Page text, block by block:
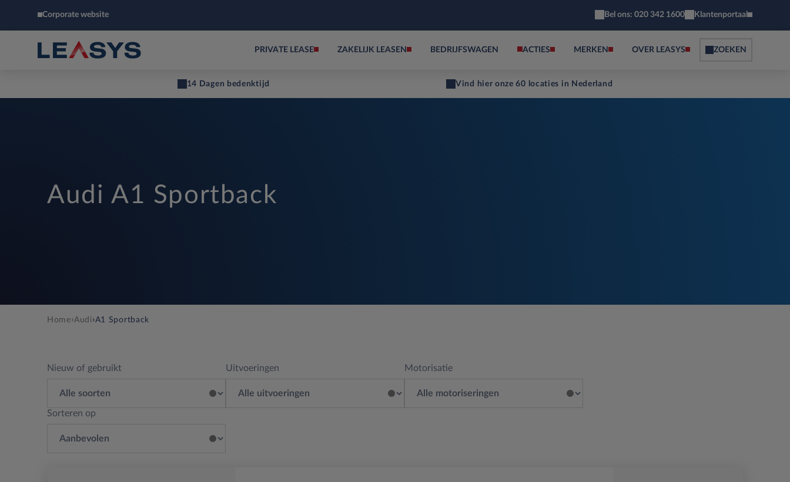
Corporate website Bel ons: 020 342 1600 Klantenportaal
PRIVATE LEASE ZAKELIJK LEASEN BEDRIJFSWAGEN ACTIES MERKEN OVER LEASYS ZOEKEN
14 Dagen bedenktijd Vind hier onze 60 locaties in Nederland
Audi A1 Sportback
Home›Audi ›A1 Sportback
Nieuw of gebruikt Uitvoeringen Motorisatie
Sorteren op